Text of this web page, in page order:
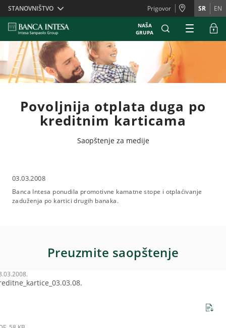
Skiplinks
STANOVNIŠTVO Prigovor SR EN
NAŠA
GRUPA
Povoljnija otplata duga po
kreditnim karticama
Saopštenje za medije
03.03.2008
Banca Intesa ponudila promotivne kamatne stope i otplaćivanje
zaduženja po kartici drugih banaka.
Preuzmite saopštenje